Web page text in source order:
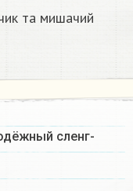
та мишачий
сленг-